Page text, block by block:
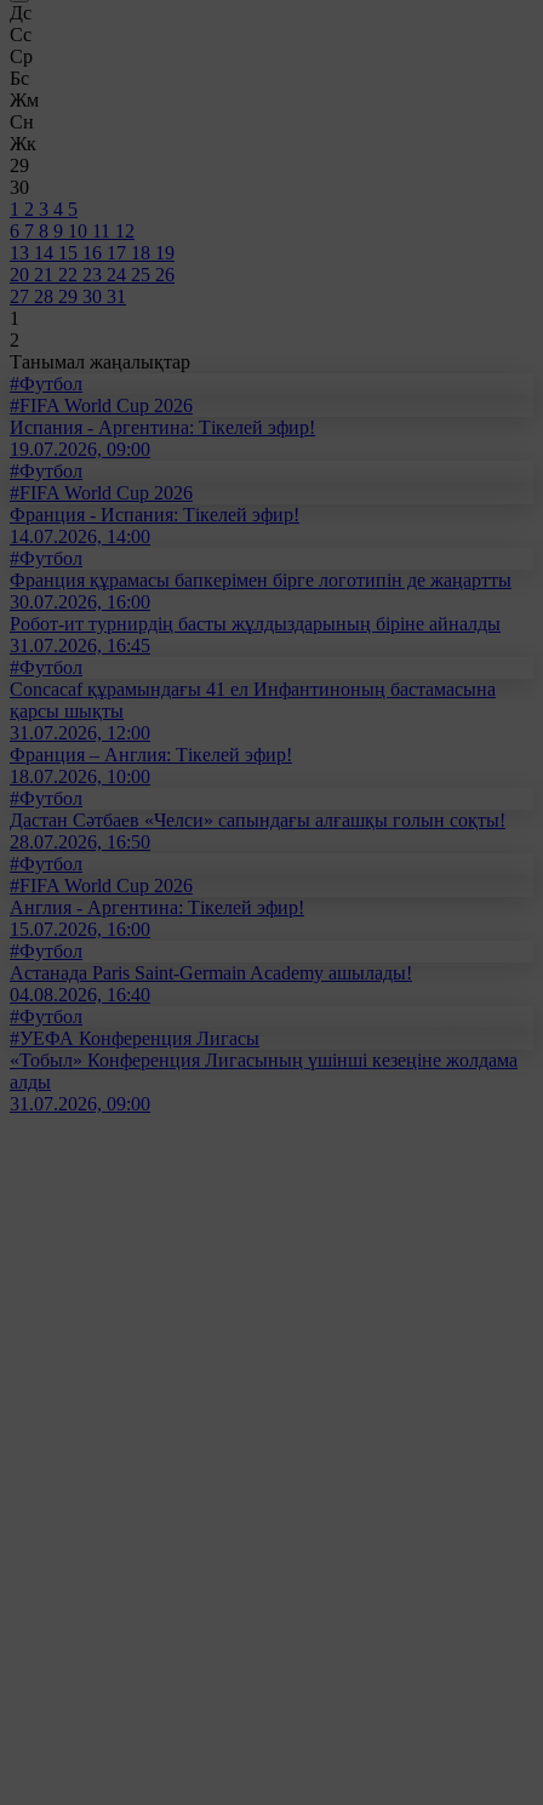
Дс
Сс
Ср
Бс
Жм
Сн
Жк
29
30
1 2 3 4 5
6 7 8 9 10 11 12
13 14 15 16 17 18 19
20 21 22 23 24 25 26
27 28 29 30 31
1
2
Танымал жаңалықтар
#Футбол
#FIFA World Cup 2026
Испания - Аргентина: Тікелей эфир!
19.07.2026, 09:00
#Футбол
#FIFA World Cup 2026
Франция - Испания: Тікелей эфир!
14.07.2026, 14:00
#Футбол
Франция құрамасы бапкерімен бірге логотипін де жаңартты
30.07.2026, 16:00
Робот-ит турнирдің басты жұлдыздарының біріне айналды
31.07.2026, 16:45
#Футбол
Concacaf құрамындағы 41 ел Инфантиноның бастамасына
қарсы шықты
31.07.2026, 12:00
Франция – Англия: Тікелей эфир!
18.07.2026, 10:00
#Футбол
Дастан Сәтбаев «Челси» сапындағы алғашқы голын соқты!
28.07.2026, 16:50
#Футбол
#FIFA World Cup 2026
Англия - Аргентина: Тікелей эфир!
15.07.2026, 16:00
#Футбол
Астанада Paris Saint-Germain Academy ашылады!
04.08.2026, 16:40
#Футбол
#УЕФА Конференция Лигасы
«Тобыл» Конференция Лигасының үшінші кезеңіне жолдама
алды
31.07.2026, 09:00